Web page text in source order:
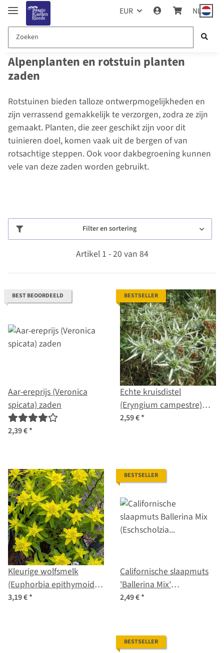
EUR NL
Alpenplanten en rotstuin planten
zaden
Rotstuinen bieden talloze ontwerpmogelijkheden en
zijn verrassend gemakkelijk te verzorgen, zodra ze zijn
gemaakt. Planten, die zeer geschikt zijn voor dit
tuinieren doel, komen vaak uit de bergen of van
rotsachtige steppen. Ook voor dakbegroening kunnen
vele van deze zaden worden gebruikt.
Filter en sortering
Artikel 1 - 20 van 84
BEST BEOORDEELD
Aar-ereprijs (Veronica
spicata) zaden
2,39 €*
BESTSELLER
Echte kruisdistel
(Eryngium campestre)
zaden
2,59 €*
Kleurige wolfsmelk
(Euphorbia epithymoides
syn. polychroma) zaden
3,19 €*
BESTSELLER
Californische slaapmuts
'Ballerina Mix'
(Eschscholzia californica)
2,49 €*
BESTSELLER